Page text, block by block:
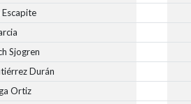
Escapite
Sjogren
Durán
Ortiz